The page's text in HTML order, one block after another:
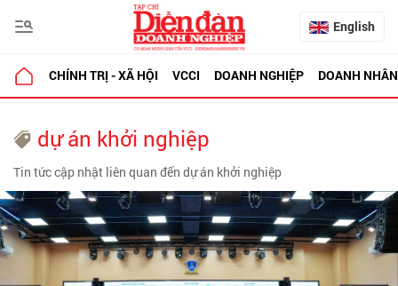
English
CHÍNH TRỊ - XÃ HỘI VCCI DOANH NGHIỆP DOANH NHÂN
dự án khởi nghiệp
Tin tức cập nhật liên quan đến dự án khởi nghiệp